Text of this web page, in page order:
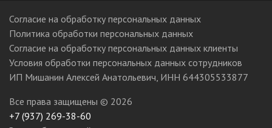
Согласие на обработку персональных данных
Политика обработки персональных данных
Согласие на обработку персональных данных клиенты
Условия обработки персональных данных сотрудников
ИП Мишанин Алексей Анатольевич, ИНН 644305533877
Все права защищены © 2026
+7 (937) 269-38-60